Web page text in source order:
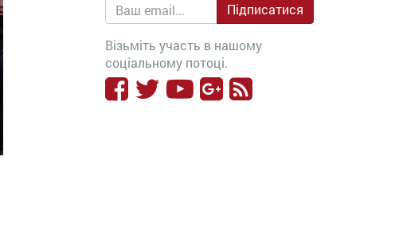
Підписатися
Візьміть участь в нашому
соціальному потоці.